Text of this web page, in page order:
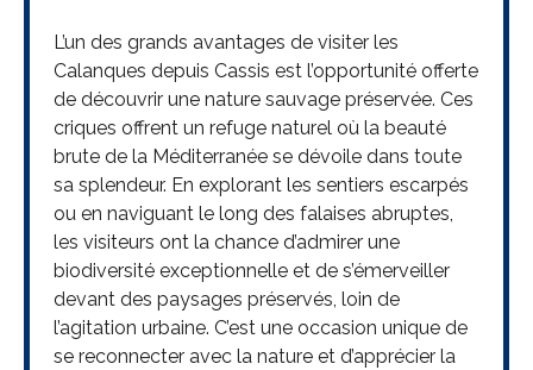
L’un des grands avantages de visiter les
Calanques depuis Cassis est l’opportunité offerte
de découvrir une nature sauvage préservée. Ces
criques offrent un refuge naturel où la beauté
brute de la Méditerranée se dévoile dans toute
sa splendeur. En explorant les sentiers escarpés
ou en naviguant le long des falaises abruptes,
les visiteurs ont la chance d’admirer une
biodiversité exceptionnelle et de s’émerveiller
devant des paysages préservés, loin de
l’agitation urbaine. C’est une occasion unique de
se reconnecter avec la nature et d’apprécier la